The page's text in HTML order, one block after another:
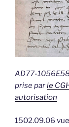
AD77-
prise parle
autorisation
1502.09.06